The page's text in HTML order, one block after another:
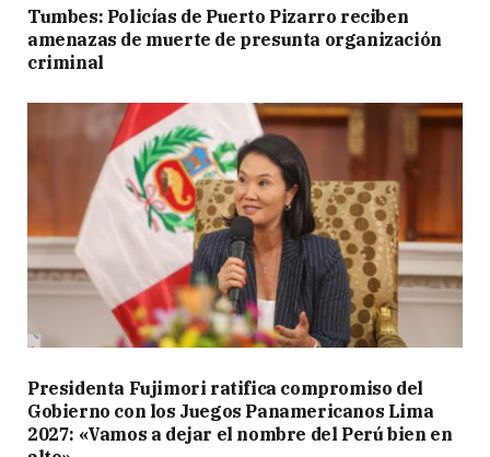
Tumbes: Policías de Puerto Pizarro reciben
amenazas de muerte de presunta organización
criminal
Presidenta Fujimori ratifica compromiso del
Gobierno con los Juegos Panamericanos Lima
2027: «Vamos a dejar el nombre del Perú bien en